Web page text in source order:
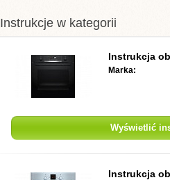
Instrukcje w kategorii
Instrukcja
Marka:
Wyświetlić
Instrukcja